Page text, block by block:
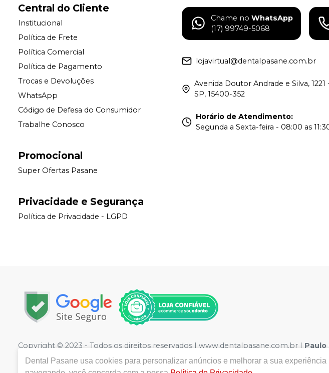
Central do Cliente
Institucional
Política de Frete
Política Comercial
Política de Pagamento
Trocas e Devoluções
WhatsApp
Código de Defesa do Consumidor
Trabalhe Conosco
Promocional
Super Ofertas Pasane
Privacidade e Segurança
Política de Privacidade - LGPD
Chame no WhatsApp
(17) 99749-5068
lojavirtual@dentalpasane.com.br
Avenida Doutor Andrade e Silva,
SP, 15400-352
Horário de Atendimento:
Segunda a Sexta-feira - 08:00 as
Copyright © 2023 - Todos os direitos reservados | www.dentalpasane.com.br | Paulo
1221
- Jardim Rodrigues, Olímpia - SP - CEP 15400-352 | Autorizações de
Sciasci CRF/SP 41333 | Política de Privacidade e Segurança - Fotos meramente
Dental Pasane usa cookies para personalizar anúncios e melhorar a sua experiência